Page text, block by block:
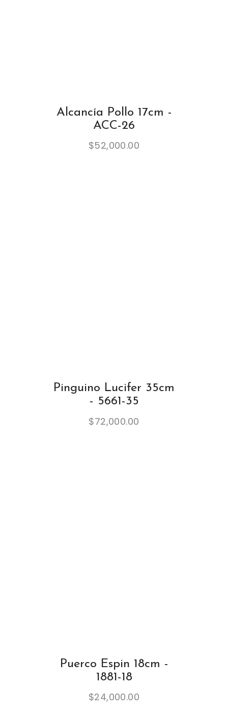
Alcancía Pollo 17cm -
ACC-26
$52,000.00
Pinguino Lucifer 35cm
- 5661-35
$72,000.00
Puerco Espin 18cm -
1881-18
$24,000.00